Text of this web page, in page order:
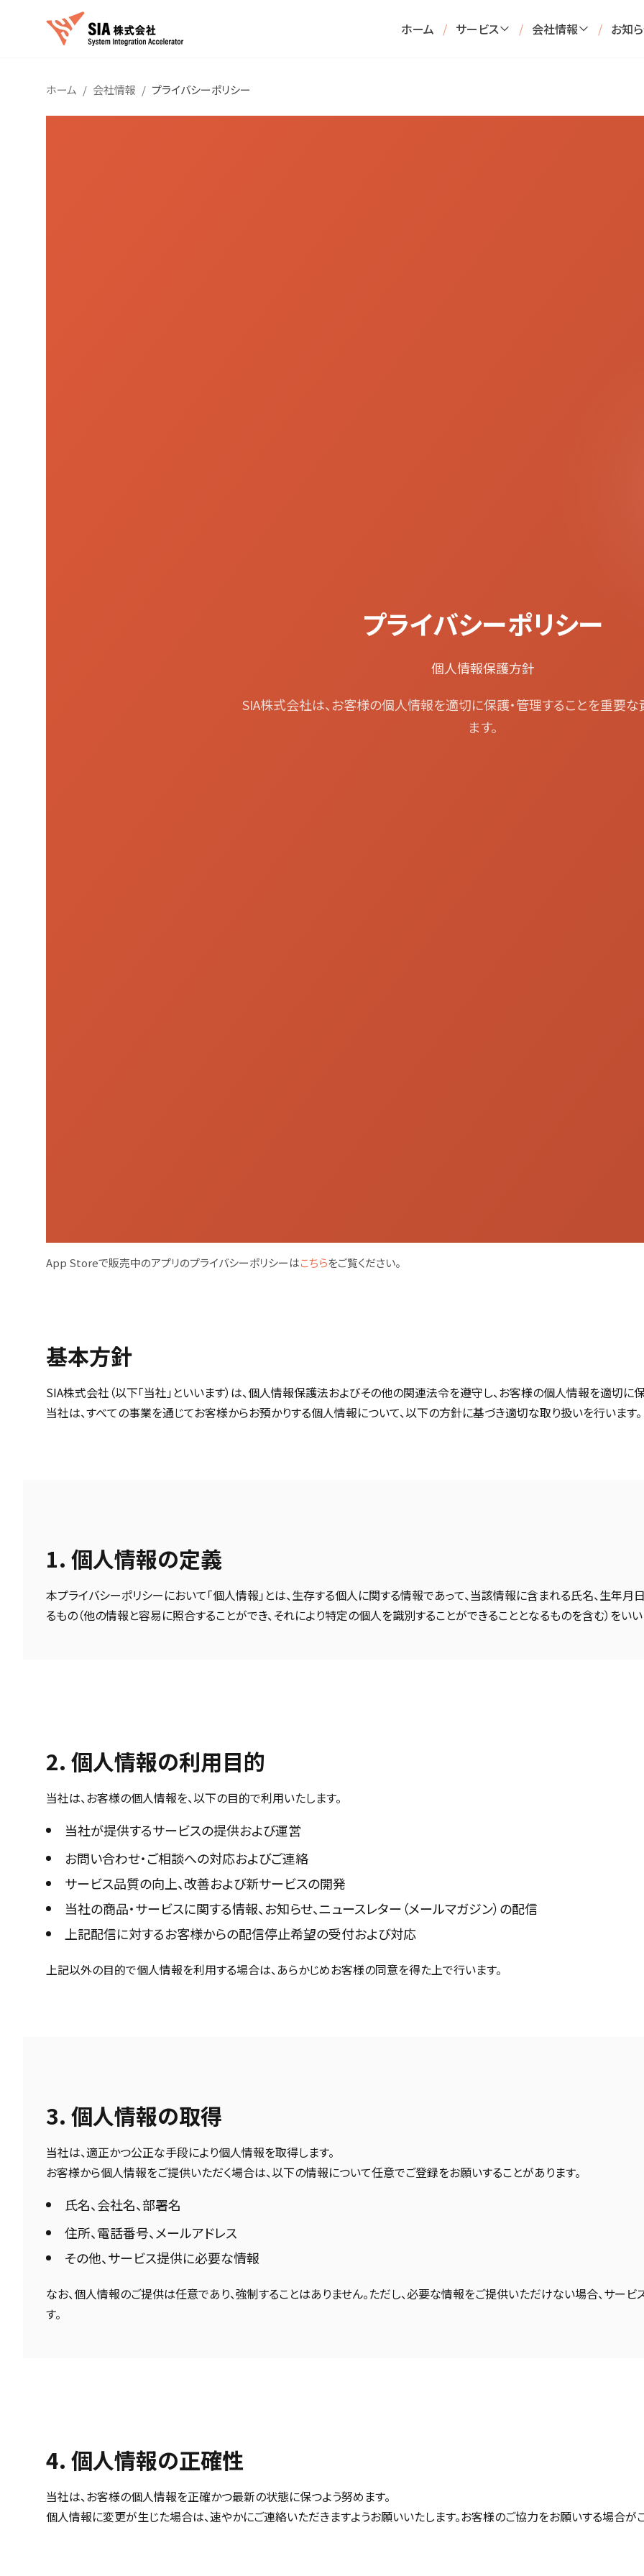
ホーム / サービス / 会社情報 / お知
ホーム / 会社情報 / プライバシーポリシー
プライバシーポリシー
個人情報保護方針
SIA株式会社は、お客様の個人情報を適切に保護・管理することを重要
ます。
App Storeで販売中のアプリのプライバシーポリシーはこちらをご覧ください。
基本方針
SIA株式会社（以下「当社」といいます）は、個人情報保護法およびその他の関連法令を遵守し、お客様の個人情報を適切に
当社は、すべての事業を通じてお客様からお預かりする個人情報について、以下の方針に基づき適切な取り扱いを行います。
1. 個人情報の定義
本プライバシーポリシーにおいて「個人情報」とは、生存する個人に関する情報であって、当該情報に含まれる氏名、生年
るもの（他の情報と容易に照合することができ、それにより特定の個人を識別することができることとなるものを含む）をいい
2. 個人情報の利用目的
当社は、お客様の個人情報を、以下の目的で利用いたします。
当社が提供するサービスの提供および運営
お問い合わせ・ご相談への対応およびご連絡
サービス品質の向上、改善および新サービスの開発
当社の商品・サービスに関する情報、お知らせ、ニュースレター（メールマガジン）の配信
上記配信に対するお客様からの配信停止希望の受付および対応
上記以外の目的で個人情報を利用する場合は、あらかじめお客様の同意を得た上で行います。
3. 個人情報の取得
当社は、適正かつ公正な手段により個人情報を取得します。
お客様から個人情報をご提供いただく場合は、以下の情報について任意でご登録をお願いすることがあります。
氏名、会社名、部署名
住所、電話番号、メールアドレス
その他、サービス提供に必要な情報
なお、個人情報のご提供は任意であり、強制することはありません。ただし、必要な情報をご提供いただけない場合、サ
す。
4. 個人情報の正確性
当社は、お客様の個人情報を正確かつ最新の状態に保つよう努めます。
個人情報に変更が生じた場合は、速やかにご連絡いただきますようお願いいたします。お客様のご協力をお願いする場合が